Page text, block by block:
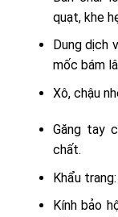
quạt, khe
Dung dịch
mốc bám
Xô, chậu
Găng tay
chất.
Khẩu
Kính bảo